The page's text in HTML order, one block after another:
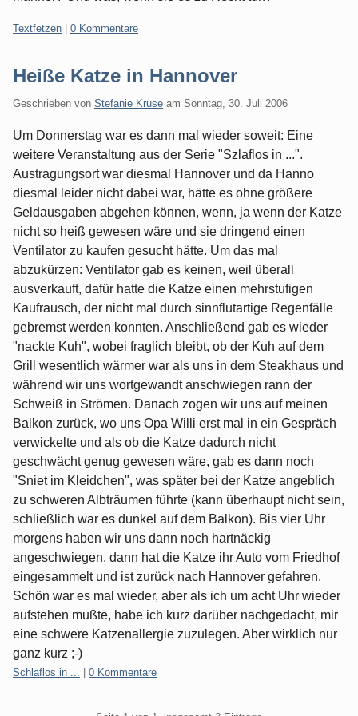
Kategorien:
Textfetzen 0 Kommentare
Heiße Katze in Hannover
Geschrieben von Stefanie Kruse am Sonntag, 30. Juli 2006
Um Donnerstag war es dann mal wieder soweit: Eine
weitere Veranstaltung aus der Serie "Szlaflos in ...".
Austragungsort war diesmal Hannover und da Hanno
diesmal leider nicht dabei war, hätte es ohne größere
Geldausgaben abgehen können, wenn, ja wenn der Katze
nicht so heiß gewesen wäre und sie dringend einen
Ventilator zu kaufen gesucht hätte. Um das mal
abzukürzen: Ventilator gab es keinen, weil überall
ausverkauft, dafür hatte die Katze einen mehrstufigen
Kaufrausch, der nicht mal durch sinnflutartige Regenfälle
gebremst werden konnten. Anschließend gab es wieder
"nackte Kuh", wobei fraglich bleibt, ob der Kuh auf dem
Grill wesentlich wärmer war als uns in dem Steakhaus und
während wir uns wortgewandt anschwiegen rann der
Schweiß in Strömen. Danach zogen wir uns auf meinen
Balkon zurück, wo uns Opa Willi erst mal in ein Gespräch
verwickelte und als ob die Katze dadurch nicht
geschwächt genug gewesen wäre, gab es dann noch
"Sniet im Kleidchen", was später bei der Katze angeblich
zu schweren Albträumen führte (kann überhaupt nicht sein,
schließlich war es dunkel auf dem Balkon). Bis vier Uhr
morgens haben wir uns dann noch hartnäckig
angeschwiegen, dann hat die Katze ihr Auto vom Friedhof
eingesammelt und ist zurück nach Hannover gefahren.
Schön war es mal wieder, aber als ich um acht Uhr wieder
aufstehen mußte, habe ich kurz darüber nachgedacht, mir
eine schwere Katzenallergie zuzulegen. Aber wirklich nur
ganz kurz ;-)
Kategorien:
Schlaflos in ... 0 Kommentare